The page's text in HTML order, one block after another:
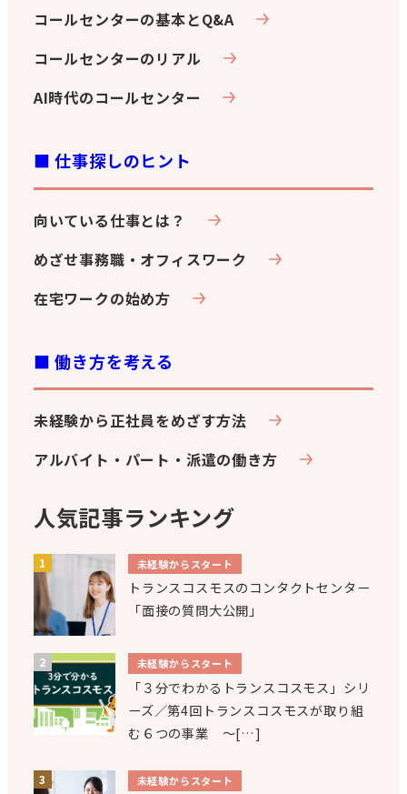
コールセンターの基本とQ&A
コールセンターのリアル
AI時代のコールセンター
■ 仕事探しのヒント
向いている仕事とは？
めざせ事務職・オフィスワーク
在宅ワークの始め方
■ 働き方を考える
未経験から正社員をめざす方法
アルバイト・パート・派遣の働き方
人気記事ランキング
未経験からスタート
トランスコスモスのコンタクトセンター
「面接の質問大公開」
未経験からスタート
「３分でわかるトランスコスモス」シリ
ーズ／第4回トランスコスモスが取り組
む６つの事業 ～[…]
未経験からスタート